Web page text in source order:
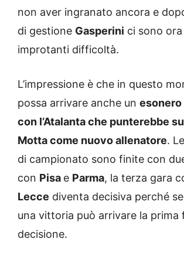
non aver ingranato ancora e
di gestione Gasperini ci sono
improtanti difficoltà.
L’impressione è che in questo
possa arrivare anche un
con l’Atalanta che punterebbe
Motta come nuovo allenatore.
di campionato sono finite con
con Pisa e Parma, la terza gara
Lecce diventa decisiva perché
una vittoria può arrivare la prima
decisione.